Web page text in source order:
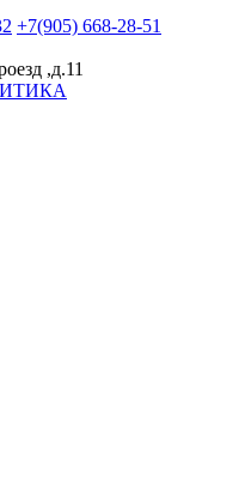
+7(905) 668-28-51
,д.11